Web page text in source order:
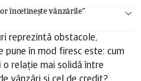
încetinește vânzările”
reprezintă obstacole,
pune în mod firesc este: cum
o relație mai solidă între